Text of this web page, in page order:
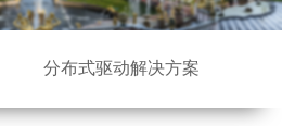
分布式驱动解决方案